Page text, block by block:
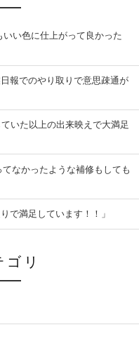
い色に仕上がって良かった
報でのやり取りで意思疎通が
いた以上の出来映えで大満足
なかったような補修もしても
で満足しています！！」
リ